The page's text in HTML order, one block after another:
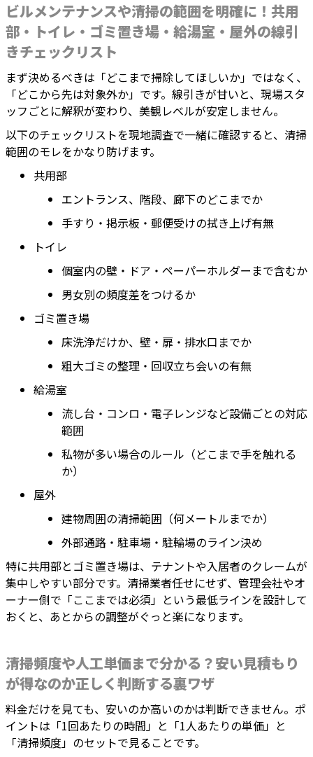
ビルメンテナンスや清掃の範囲を明確に！共用
部・トイレ・ゴミ置き場・給湯室・屋外の線引
きチェックリスト
まず決めるべきは「どこまで掃除してほしいか」ではなく、
「どこから先は対象外か」です。線引きが甘いと、現場スタ
ッフごとに解釈が変わり、美観レベルが安定しません。
以下のチェックリストを現地調査で一緒に確認すると、清掃
範囲のモレをかなり防げます。
共用部
エントランス、階段、廊下のどこまでか
手すり・掲示板・郵便受けの拭き上げ有無
トイレ
個室内の壁・ドア・ペーパーホルダーまで含むか
男女別の頻度差をつけるか
ゴミ置き場
床洗浄だけか、壁・扉・排水口までか
粗大ゴミの整理・回収立ち会いの有無
給湯室
流し台・コンロ・電子レンジなど設備ごとの対応
範囲
私物が多い場合のルール（どこまで手を触れる
か）
屋外
建物周囲の清掃範囲（何メートルまでか）
外部通路・駐車場・駐輪場のライン決め
特に共用部とゴミ置き場は、テナントや入居者のクレームが
集中しやすい部分です。清掃業者任せにせず、管理会社やオ
ーナー側で「ここまでは必須」という最低ラインを設計して
おくと、あとからの調整がぐっと楽になります。
清掃頻度や人工単価まで分かる？安い見積もり
が得なのか正しく判断する裏ワザ
料金だけを見ても、安いのか高いのかは判断できません。ポ
イントは「1回あたりの時間」と「1人あたりの単価」と
「清掃頻度」のセットで見ることです。